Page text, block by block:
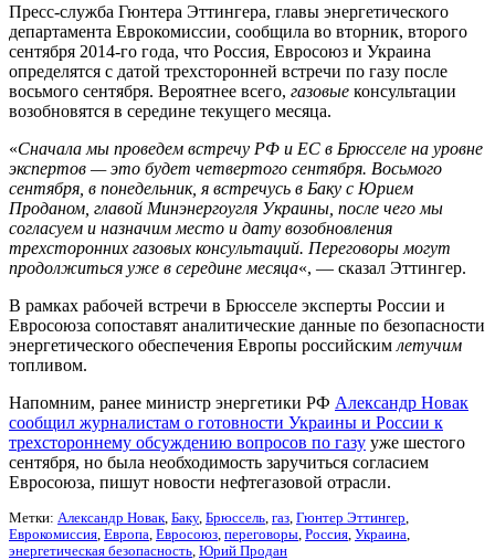
Пресс-служба Гюнтера Эттингера, главы энергетического
департамента Еврокомиссии, сообщила во вторник, второго
сентября 2014-го года, что Россия, Евросоюз и Украина
определятся с датой трехсторонней встречи по газу после
восьмого сентября. Вероятнее всего, газовые консультации
возобновятся в середине текущего месяца.
«Сначала мы проведем встречу РФ и ЕС в Брюсселе на уровне
экспертов — это будет четвертого сентября. Восьмого
сентября, в понедельник, я встречусь в Баку с Юрием
Проданом, главой Минэнергоугля Украины, после чего мы
согласуем и назначим место и дату возобновления
трехсторонних газовых консультаций. Переговоры могут
продолжиться уже в середине месяца«, — сказал Эттингер.
В рамках рабочей встречи в Брюсселе эксперты России и
Евросоюза сопоставят аналитические данные по безопасности
энергетического обеспечения Европы российским летучим
топливом.
Напомним, ранее министр энергетики РФ Александр Новак
сообщил журналистам о готовности Украины и России к
трехстороннему обсуждению вопросов по газу уже шестого
сентября, но была необходимость заручиться согласием
Евросоюза, пишут новости нефтегазовой отрасли.
Метки: Александр Новак, Баку, Брюссель, газ, Гюнтер Эттингер,
Еврокомиссия, Европа, Евросоюз, переговоры, Россия, Украина,
энергетическая безопасность, Юрий Продан